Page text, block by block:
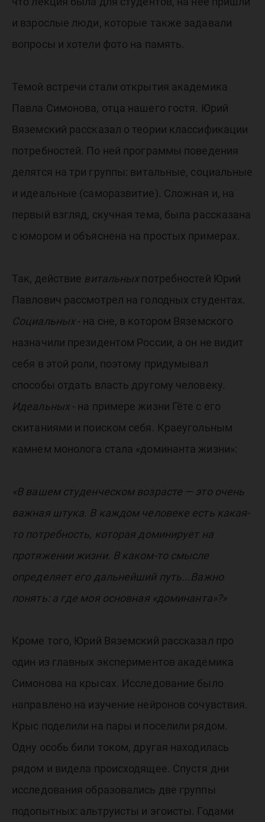
и взрослые люди, которые также задавали
вопросы и хотели фото на память.
Темой встречи стали открытия академика
Павла Симонова, отца нашего гостя. Юрий
Вяземский рассказал о теории классификации
потребностей. По ней программы поведения
делятся на три группы: витальные, социальные
и идеальные (саморазвитие). Сложная и, на
первый взгляд, скучная тема, была рассказана
с юмором и объяснена на простых примерах.
Так, действие витальныхпотребностей Юрий
Павлович рассмотрел на голодных студентах.
Социальных- на сне, в котором Вяземского
назначили президентом России, а он не видит
себя в этой роли, поэтому придумывал
способы отдать власть другому человеку.
Идеальных- на примере жизни Гёте с его
скитаниями и поиском себя. Краеугольным
камнем монолога стала «доминанта жизни»:
«В вашем студенческом возрасте — это очень
важная штука. В каждом человеке есть какая-
то потребность, которая доминирует на
протяжении жизни. В каком-то смысле
определяет его дальнейший путь...Важно
понять: а где моя основная «доминанта»?»
Кроме того, Юрий Вяземский рассказал про
один из главных экспериментов академика
Симонова на крысах. Исследование было
направлено на изучение нейронов сочувствия.
Крыс поделили на пары и поселили рядом.
Одну особь били током, другая находилась
рядом и видела происходящее. Спустя дни
исследования образовались две группы
подопытных: альтруисты и эгоисты. Годами